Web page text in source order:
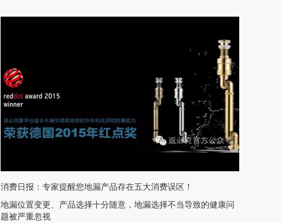
消费日报：专家提醒您地漏产品存在五大消费误区！
地漏位置变更、产品选择十分随意，地漏选择不当导致的健康问
题被严重忽视